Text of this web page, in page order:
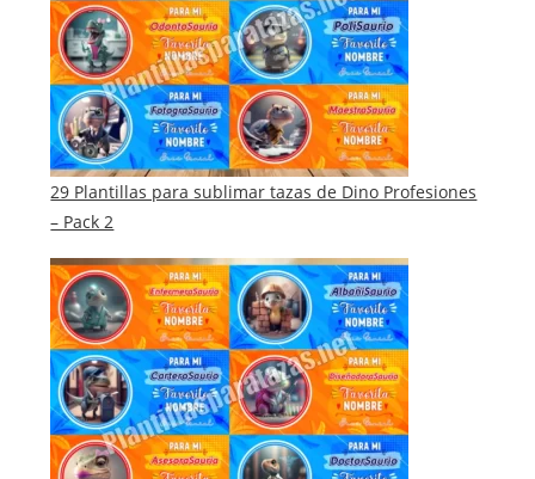
29 Plantillas para sublimar tazas de Dino Profesiones
– Pack 2